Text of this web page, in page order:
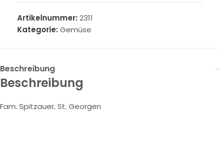
Artikelnummer: 2311
Kategorie: Gemüse
Beschreibung
Beschreibung
Fam. Spitzauer, St. Georgen